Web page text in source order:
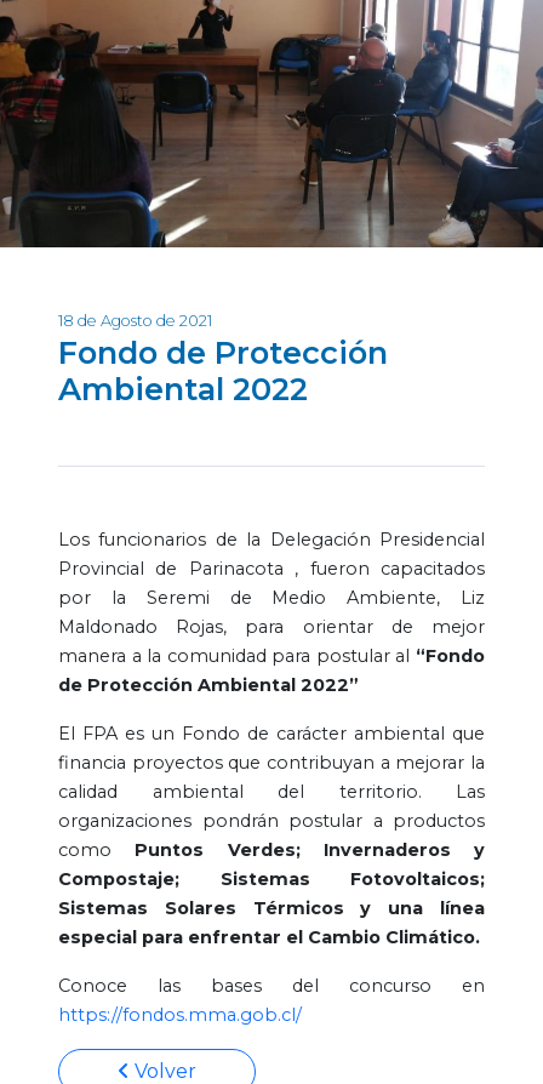
18 de Agosto de 2021
Fondo de Protección
Ambiental 2022
Los funcionarios de la Delegación Presidencial
Provincial de Parinacota , fueron capacitados
por la Seremi de Medio Ambiente, Liz
Maldonado Rojas, para orientar de mejor
manera a la comunidad para postular al “Fondo
de Protección Ambiental 2022”
El FPA es un Fondo de carácter ambiental que
financia proyectos que contribuyan a mejorar la
calidad ambiental del territorio. Las
organizaciones pondrán postular a productos
como Puntos Verdes; Invernaderos y
Compostaje; Sistemas Fotovoltaicos;
Sistemas Solares Térmicos y una línea
especial para enfrentar el Cambio Climático.
Conoce las bases del concurso en
https://fondos.mma.gob.cl/
Volver